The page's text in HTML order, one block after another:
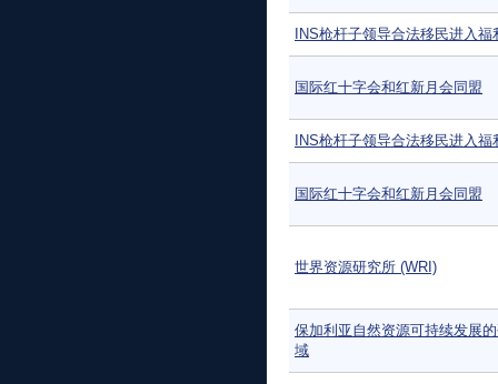
INS枪杆子领导合法移民进入福
国际红十字会和红新月会同盟
INS枪杆子领导合法移民进入福
国际红十字会和红新月会同盟
世界资源研究所 (WRI)
保加利亚自然资源可持续发展
域